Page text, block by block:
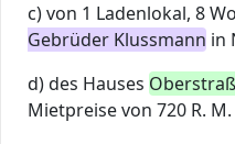
c) von 1 Ladenlokal, 8
Gebrüder Klussmann in
d) des Hauses
Mietpreise von 720 R. M.